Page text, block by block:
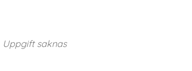
Uppgift saknas